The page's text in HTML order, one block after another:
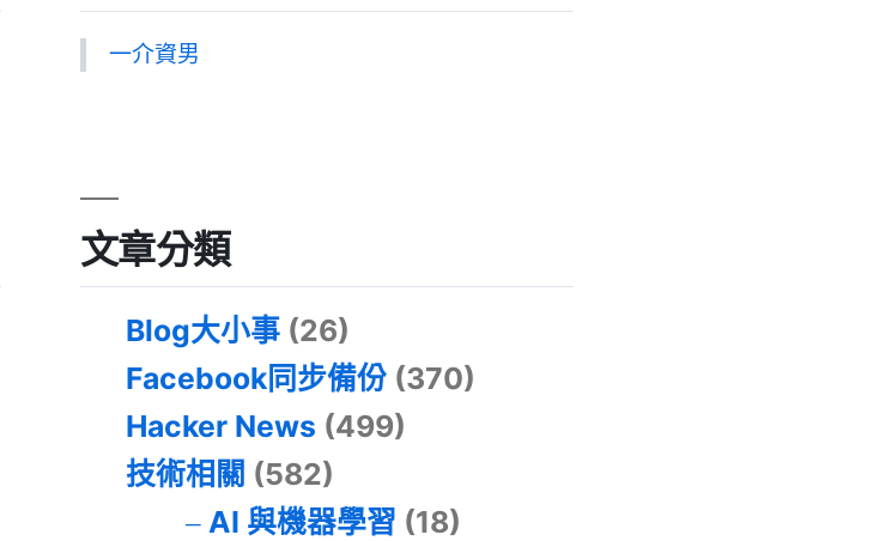
一介資男
文章分類
Blog大小事 (26)
Facebook同步備份 (370)
Hacker News (499)
技術相關 (582)
AI 與機器學習 (18)